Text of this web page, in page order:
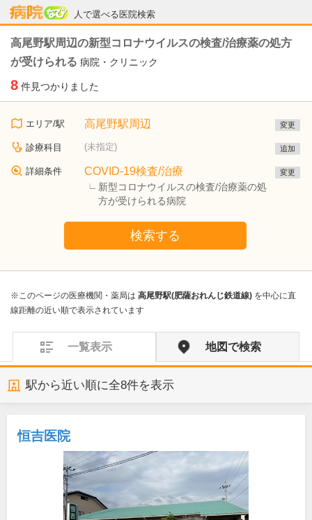
人で選べる医院検索
病院なび
高尾野駅周辺の新型コロナウイルスの検査/治療薬の処方
が受けられる 病院・クリニック
8 件見つかりました
エリア/駅 高尾野駅周辺 変更
診療科目 (未指定) 追加
詳細条件 COVID-19検査/治療
新型コロナウイルスの検査/治療薬の処
方が受けられる病院
変更
検索する
※このページの医療機関・薬局は 高尾野駅(肥薩おれんじ鉄道線) を中心に直
線距離の近い順で表示されています
一覧表示 地図で検索
駅から近い順に全8件を表示
恒吉医院